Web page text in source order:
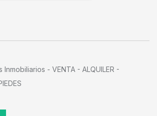
Inmobiliarios - VENTA - ALQUILER -